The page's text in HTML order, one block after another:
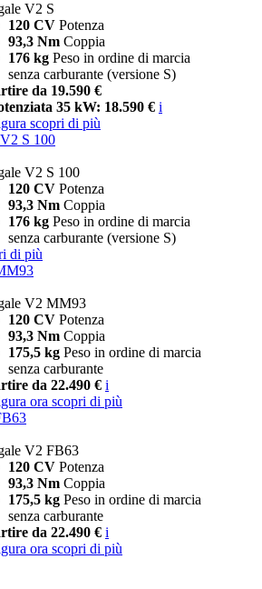
V2 S
120 CV Potenza
93,3 Nm Coppia
176 kg Peso in ordine di marcia
senza carburante (versione S)
da 19.590 €
35 kW: 18.590 € i
scopri di più
V2 S 100
V2 S 100
120 CV Potenza
93,3 Nm Coppia
176 kg Peso in ordine di marcia
senza carburante (versione S)
di più
V2 MM93
120 CV Potenza
93,3 Nm Coppia
175,5 kg Peso in ordine di marcia
senza carburante
da 22.490 € i
ora scopri di più
V2 FB63
120 CV Potenza
93,3 Nm Coppia
175,5 kg Peso in ordine di marcia
senza carburante
da 22.490 € i
ora scopri di più